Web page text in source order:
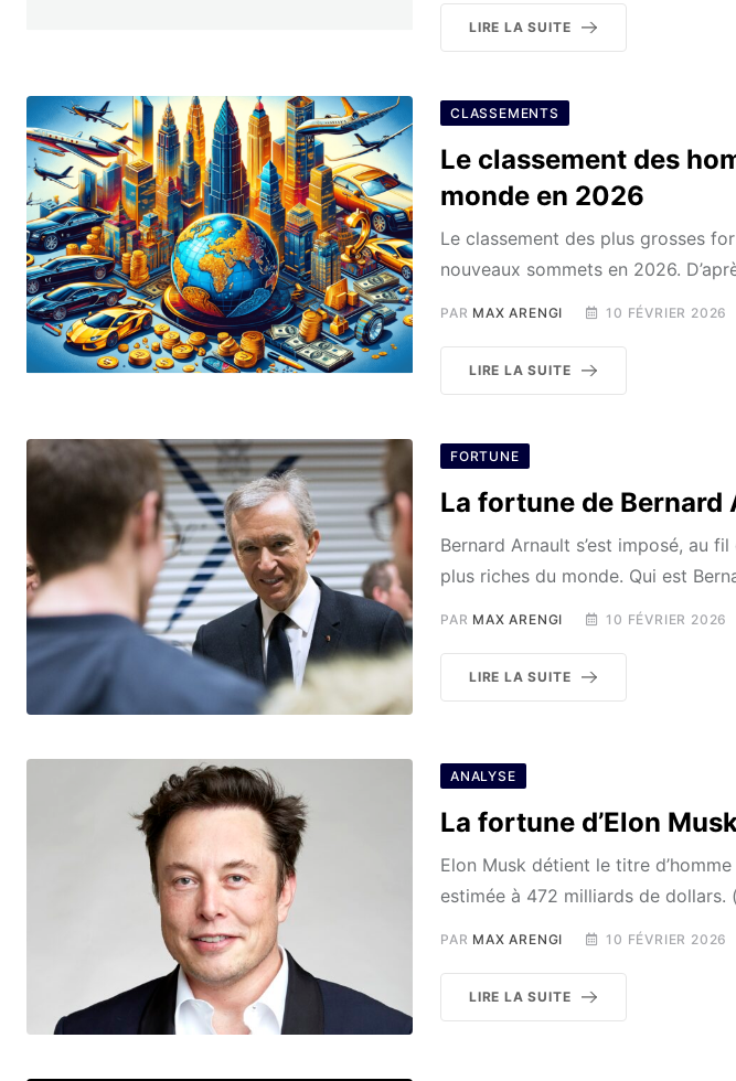
LIRE LA SUITE
CLASSEMENTS
Le classement des
monde en 2026
Le classement des plus grosses
nouveaux sommets en 2026.
PAR MAX ARENGI 10 FÉVRIER 2026
LIRE LA SUITE
FORTUNE
La fortune de
Bernard Arnault s’est imposé, au
plus riches du monde. Qui est
PAR MAX ARENGI 10 FÉVRIER 2026
LIRE LA SUITE
ANALYSE
La fortune d’Elon
Elon Musk détient le titre
estimée à 472 milliards de dollars.
PAR MAX ARENGI 10 FÉVRIER 2026
LIRE LA SUITE